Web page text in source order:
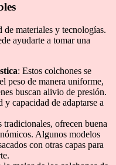
materiales y tecnologías.
ayudarte a tomar una
: Estos colchones se
peso de manera uniforme,
buscan alivio de presión.
capacidad de adaptarse a
tradicionales, ofrecen buena
Algunos modelos
con otras capas para